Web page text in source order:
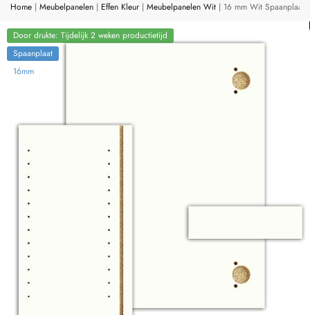
Home | Meubelpanelen | Effen Kleur | Meubelpanelen Wit | 16 mm Wit Spaanplaat
Door drukte: Tijdelijk 2 weken productietijd
Spaanplaat
16mm